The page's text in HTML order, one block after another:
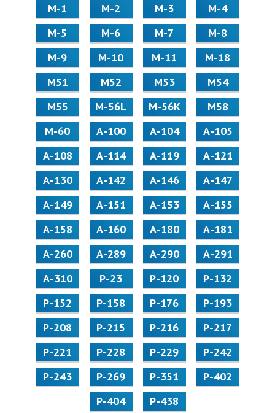
М-1 М-2 М-3
М-4
М-5
М-6 М-7
М-8
М-9
М-10 М-11
М-18
М51
М52 М53
М54
М55
M-56L M-56K
М58
M-60
А-100 А-104
А-105
А-108
А-114 А-119
А-121
А-130
А-142 А-146
А-147
А-149
А-151 А-153
А-155
А-158
А-160 А-180
А-181
А-260
А-289 А-290
А-291
А-310
Р-23 Р-120
Р-132
Р-152
Р-158 Р-176
Р-193
Р-208
Р-215 Р-216
Р-217
Р-221
Р-228 Р-229
Р-242
Р-243
Р-269 Р-351
Р-402
Р-404
Р-438